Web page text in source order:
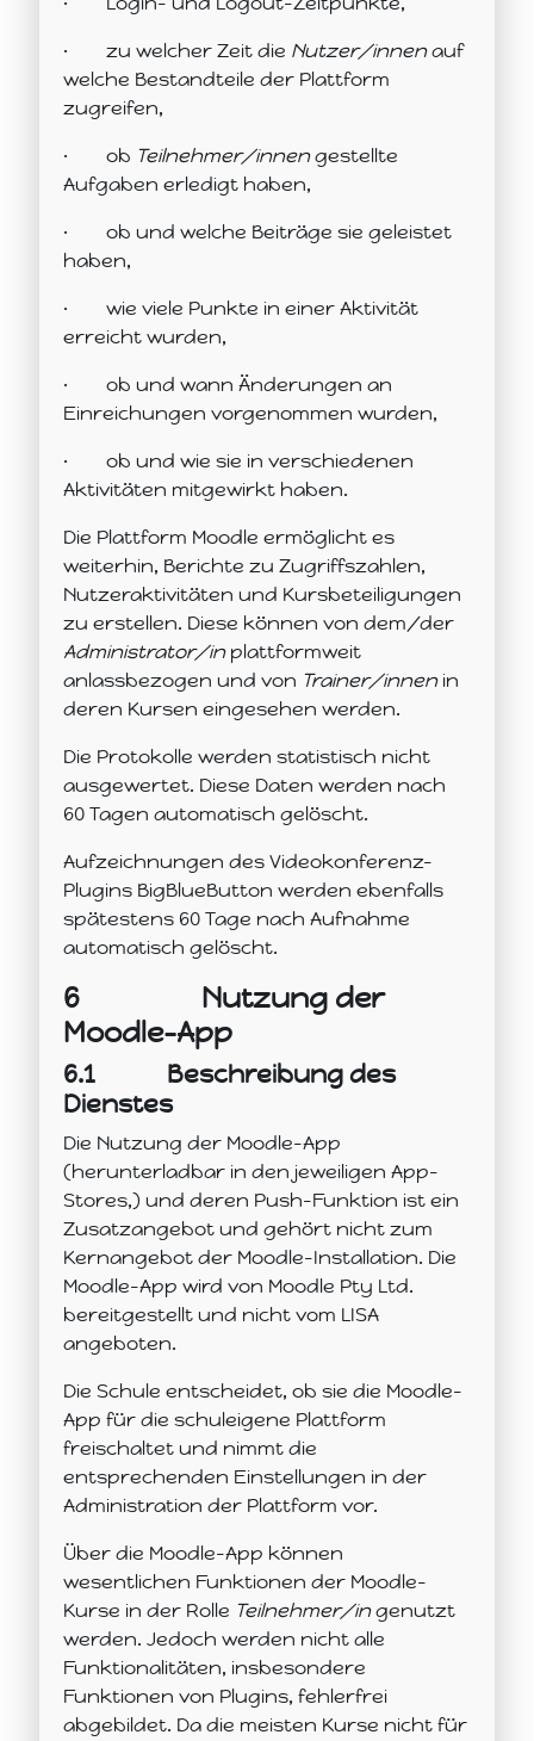
· zu welcher Zeit die Nutzer/innenauf
welche Bestandteile der Plattform
zugreifen,
· ob Teilnehmer/innengestellte
Aufgaben erledigt haben,
· ob und welche Beiträge sie geleistet
haben,
· wie viele Punkte in einer Aktivität
erreicht wurden,
· ob und wann Änderungen an
Einreichungen vorgenommen wurden,
· ob und wie sie in verschiedenen
Aktivitäten mitgewirkt haben.
Die Plattform Moodle ermöglicht es
weiterhin, Berichte zu Zugriffszahlen,
Nutzeraktivitäten und Kursbeteiligungen
zu erstellen. Diese können von dem/der
Administrator/inplattformweit
anlassbezogen und von Trainer/innenin
deren Kursen eingesehen werden.
Die Protokolle werden statistisch nicht
ausgewertet. Diese Daten werden nach
60 Tagen automatisch gelöscht.
Aufzeichnungen des Videokonferenz-
Plugins BigBlueButton werden ebenfalls
spätestens 60 Tage nach Aufnahme
automatisch gelöscht.
6 Nutzung der
Moodle-App
6.1 Beschreibung des
Dienstes
Die Nutzung der Moodle-App
(herunterladbar in den jeweiligen App-
Stores,) und deren Push-Funktion ist ein
Zusatzangebot und gehört nicht zum
Kernangebot der Moodle-Installation. Die
Moodle-App wird von Moodle Pty Ltd.
bereitgestellt und nicht vom LISA
angeboten.
Die Schule entscheidet, ob sie die Moodle-
App für die schuleigene Plattform
freischaltet und nimmt die
entsprechenden Einstellungen in der
Administration der Plattform vor.
Über die Moodle-App können
wesentlichen Funktionen der Moodle-
Kurse in der Rolle Teilnehmer/ingenutzt
werden. Jedoch werden nicht alle
Funktionalitäten, insbesondere
Funktionen von Plugins, fehlerfrei
abgebildet. Da die meisten Kurse nicht für